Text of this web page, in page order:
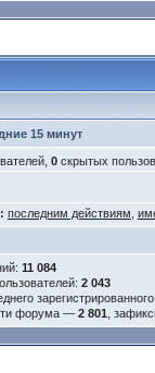
15 минут
0скрытых
последним действиям
11 084
2 043
форума — 2 801 ,